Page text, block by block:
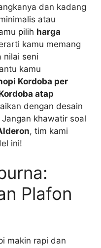
dan kadang
atau
pilih harga
kamu memang
nilai seni
kamu
Kordoba per
atap
dengan desain
Jangan khawatir soal
, tim kami
ini!
Plafon
makin rapi dan